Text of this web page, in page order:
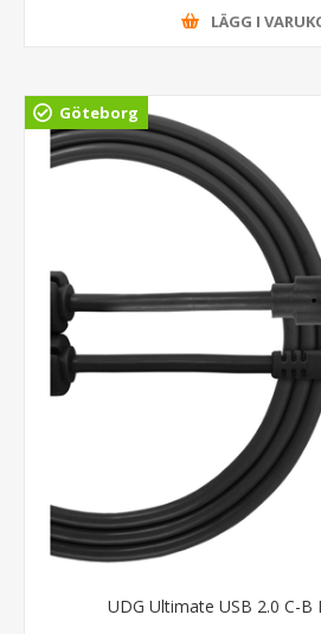
LÄGG I
Göteborg
UDG Ultimate USB 2.0 C-B